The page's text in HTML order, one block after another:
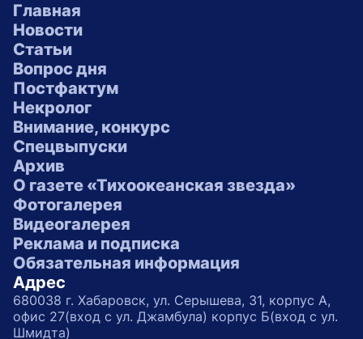
Главная
Новости
Статьи
Вопрос дня
Постфактум
Некролог
Внимание, конкурс
Спецвыпуски
Архив
О газете «Тихоокеанская звезда»
Фотогалерея
Видеогалерея
Реклама и подписка
Обязательная информация
Адрес
680038 г. Хабаровск, ул. Серышева, 31, корпус А,
офис 27(вход с ул. Джамбула) корпус Б(вход с ул.
Шмидта)